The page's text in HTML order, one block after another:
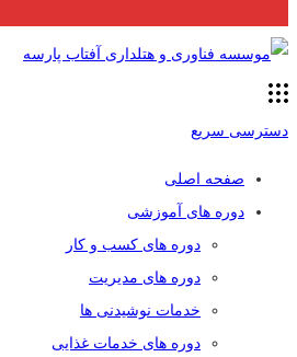
دسترسی سریع
صفحه اصلی
دوره های آموزشی
دوره های کسب و کار
دوره های مدیریت
خدمات نوشیدنی ها
دوره های خدمات غذایی